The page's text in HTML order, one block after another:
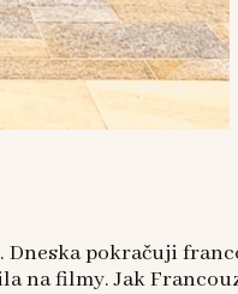
Dneska pokračuji
na filmy. Jak